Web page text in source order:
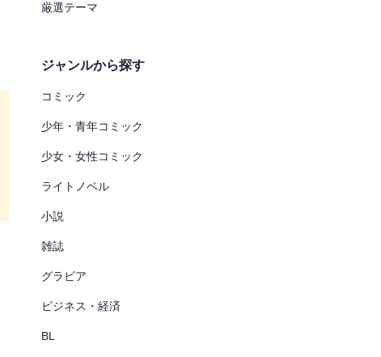
厳選テーマ
ジャンルから探す
コミック
少年・青年コミック
少女・女性コミック
ライトノベル
小説
雑誌
グラビア
ビジネス・経済
BL